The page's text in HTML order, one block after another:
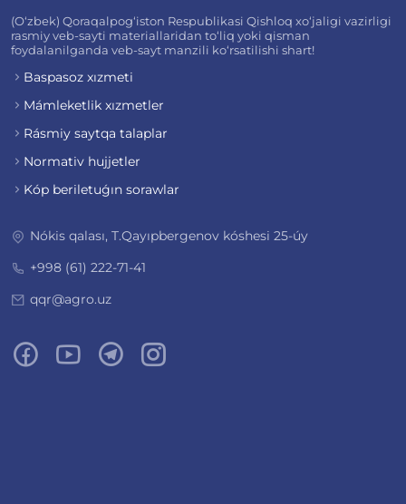
(O‘zbek) Qoraqalpog‘iston Respublikasi Qishloq xo‘jaligi vazirligi
rasmiy veb-sayti materiallaridan to‘liq yoki qisman
foydalanilganda veb-sayt manzili ko‘rsatilishi shart!
Baspasoz xızmeti
Mámleketlik xızmetler
Rásmiy saytqa talaplar
Normativ hujjetler
Kóp beriletuǵın sorawlar
Nókis qalası, T.Qayıpbergenov kóshesi 25-úy
+998 (61) 222-71-41
qqr@agro.uz